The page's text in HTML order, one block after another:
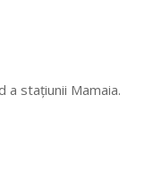
stațiunii Mamaia.